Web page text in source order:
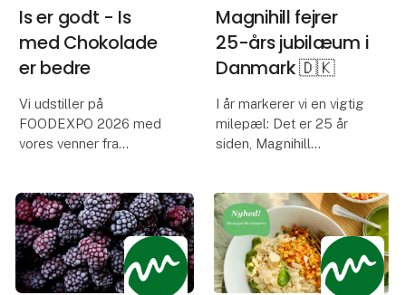
Hos Rok
Is er godt - Is
med Chokolade
er bedre
Vi udstiller på
FOODEXPO 2026 med
vores venner fra
masser af smagsprøver
på is og ikke mindst
vores personlige
favoritter, nemlig is med
chokolade.
Magnihill fejrer
25-års jubilæum i
Danmark 🇩🇰
I år markerer vi en vigtig
milepæl: Det er 25 år
siden, Magnihill
Danmark.
Det begyndte i år 2000,
da vi fik tilbuddet om at
overtage mærket